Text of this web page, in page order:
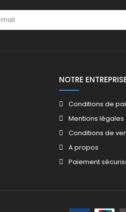
NOTRE
Conditions de
Mentions légales
Conditions de
A propos
Paiement